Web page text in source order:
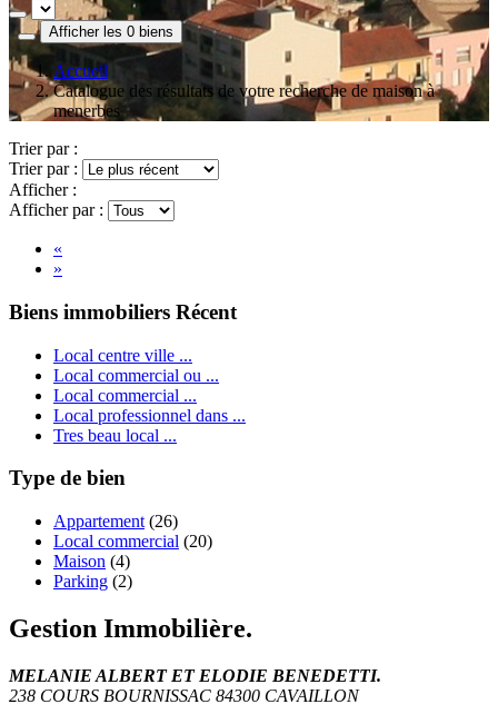
Afficher les 0 biens
Accueil
Catalogue des résultats de votre recherche de maison à
menerbes
Trier par :
Trier par :
Afficher :
Afficher par :
«
»
Biens immobiliers Récent
Local centre ville ...
Local commercial ou ...
Local commercial ...
Local professionnel dans ...
Tres beau local ...
Type de bien
Appartement (26)
Local commercial (20)
Maison (4)
Parking (2)
Gestion Immobilière.
MELANIE ALBERT ET ELODIE BENEDETTI.
238 COURS BOURNISSAC 84300 CAVAILLON